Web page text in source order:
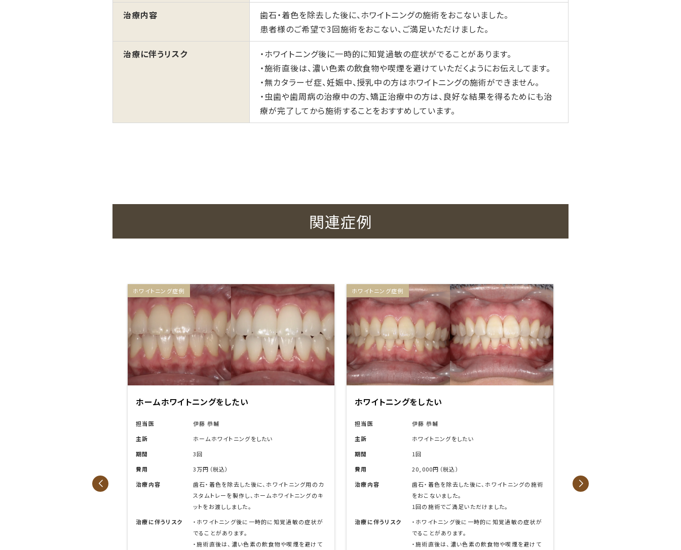
治療内容
歯石・着色を除去した後に、ホワイトニングの施術をおこないました。
患者様のご希望で3回施術をおこない、ご満足いただけました。
治療に伴うリスク
・ホワイトニング後に一時的に知覚過敏の症状がでることがあります。
・施術直後は、濃い色素の飲食物や喫煙を避けていただくようにお伝えしてます。
・無カタラーゼ症、妊娠中、授乳中の方はホワイトニングの施術ができません。
・虫歯や歯周病の治療中の方、矯正治療中の方は、良好な結果を得るためにも治
療が完了してから施術することをおすすめしています。
関連症例
を除去した後に、ホワイトニング用のカ
ホワイトニング症例
ホワイトニングをしたい
担当医
伊藤 恭輔
主訴
ホワイトニングをしたい
期間
1回
費用
20,000円（税込）
治療内容
歯石・着色を除去した後に、ホワイトニングの施術
をおこないました。
1回の施術でご満足いただけました。
治療に伴うリスク
・ホワイトニング後に一時的に知覚過敏の症状が
でることがあります。
・施術直後は、濃い色素の飲食物や喫煙を避けて
ホワイトニング症例
ホームホワイトニングを
担当医
伊藤 恭輔
主訴
ホームホワイトニングをしたい
期間
3回
費用
3万円（税込）
治療内容
歯石・着色を除去した後に、ホワイトニング用のカ
スタムトレーを製作し、ホームホワイトニングのキ
ットをお渡ししました。
治療に伴うリスク
・ホワイトニング後に一時的に知覚過敏の症状が
でることがあります。
・施術直後は、濃い色素の飲食物や喫煙を避けて